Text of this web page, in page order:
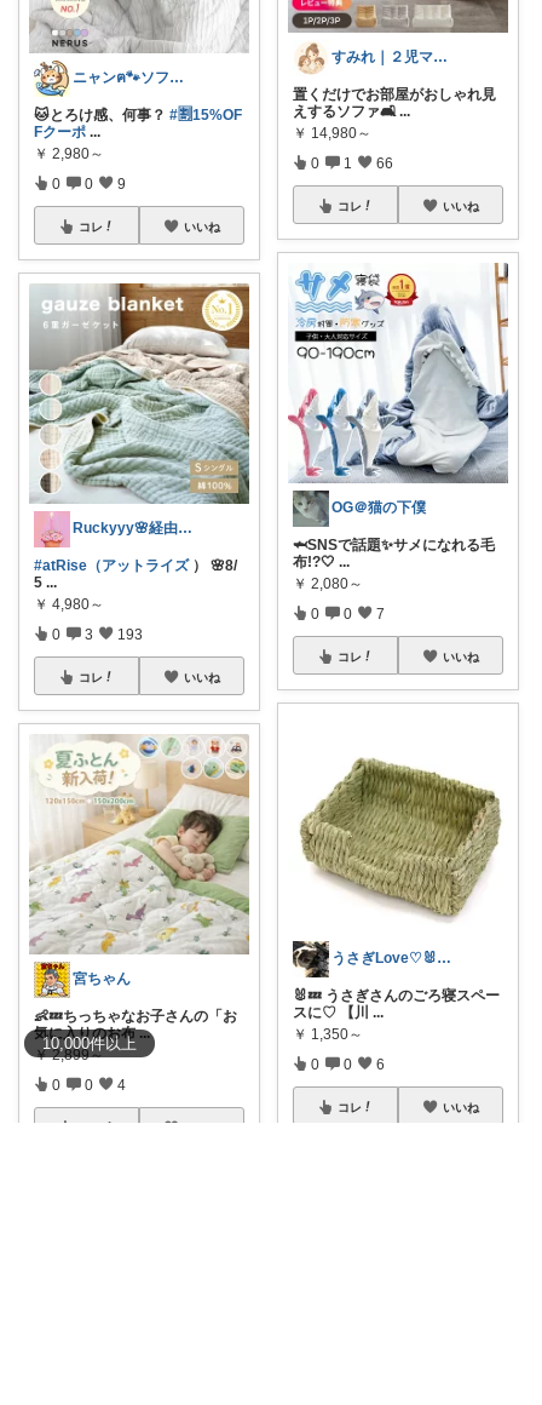
10,000件以上
ニャンฅ🐾ソファでくつろぐ猫🐱💕
🐱とろけ感、何事？ #🈹15%OF
Fクーポ ...
￥ 2,980～
0 0 9
コレ いいね
Ruckyyy🌸経由感謝🙇‍♀️✨
#atRise（アットライズ） 🌸8/
5 ...
￥ 4,980～
0 3 193
コレ いいね
宮ちゃん
👶💤ちっちゃなお子さんの「お
気に入りのお布 ...
￥ 2,899～
0 0 4
すみれ｜２児ママの推しアイテム
置くだけでお部屋がおしゃれ見
えするソファ🛋 ...
￥ 14,980～
0 1 66
コレ いいね
OG＠猫の下僕
🦈SNSで話題✨サメになれる毛
布!?🤍 ...
￥ 2,080～
0 0 7
コレ いいね
うさぎLove♡🐰みーちゃん🐰
🐰💤 うさぎさんのごろ寝スペー
スに♡ 【川 ...
￥ 1,350～
0 0 6
コレ いいね